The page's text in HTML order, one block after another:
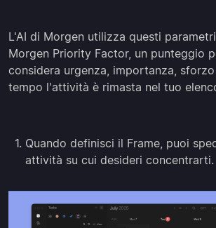
L'AI di Morgen utilizza questi
Morgen Priority Factor, un punteggio
considera urgenza, importanza,
tempo l'attività è rimasta nel tuo
Quando definisci il Frame, puoi
attività su cui desideri concentrarti.